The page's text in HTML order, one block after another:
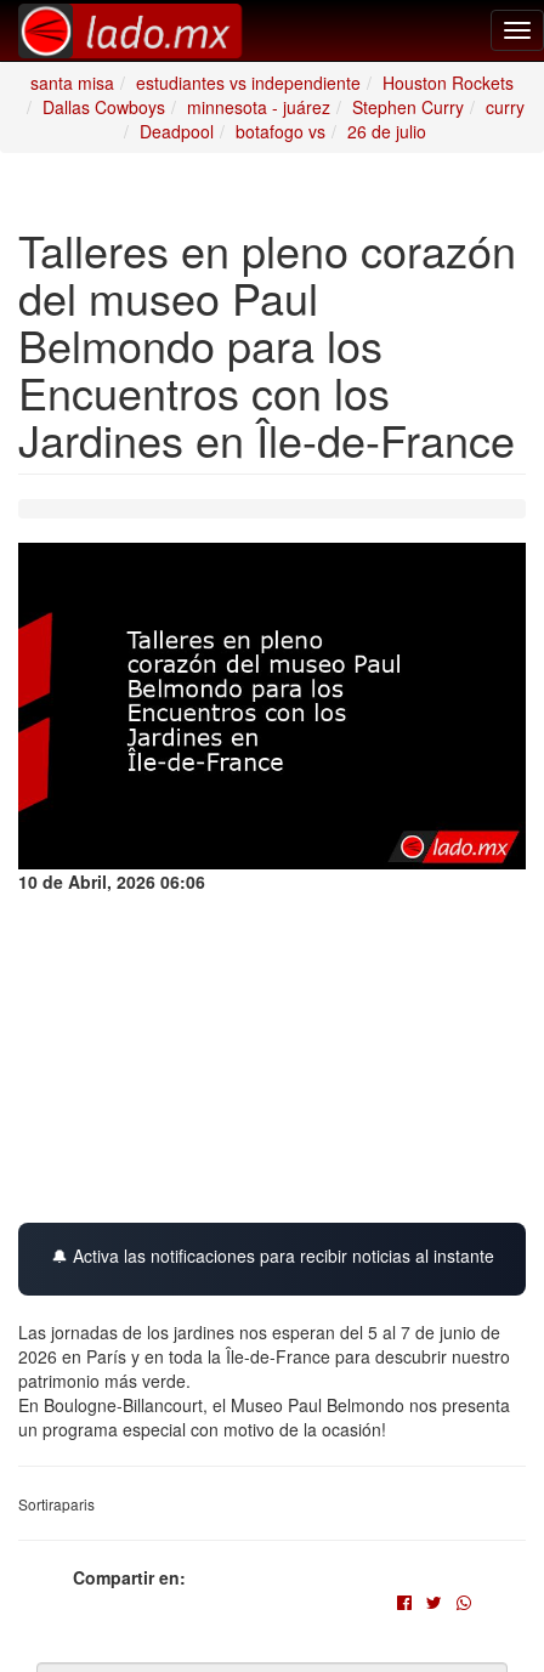
santa misa
estudiantes vs independiente
Houston Rockets
Dallas Cowboys
minnesota - juárez Stephen Curry
curry
Deadpool
botafogo vs 26 de julio
Talleres en pleno corazón
del museo Paul
Belmondo para los
Encuentros con los
Jardines en Île-de-France
10 de Abril, 2026 06:06
🔔 Activa las notificaciones para recibir noticias al instante
Las jornadas de los jardines nos esperan del 5 al 7 de junio de
2026 en París y en toda la Île-de-France para descubrir nuestro
patrimonio más verde.
En Boulogne-Billancourt, el Museo Paul Belmondo nos presenta
un programa especial con motivo de la ocasión!
Sortiraparis
Compartir en: